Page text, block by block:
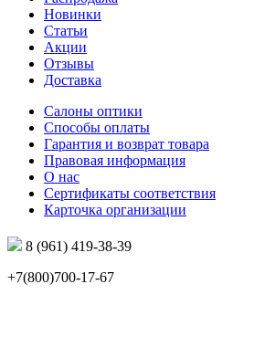
Новинки
Статьи
Акции
Отзывы
Доставка
Салоны оптики
Способы оплаты
Гарантия и возврат товара
Правовая информация
О нас
Сертификаты соответствия
Карточка организации
8 (961) 419-38-39
+7(800)700-17-67